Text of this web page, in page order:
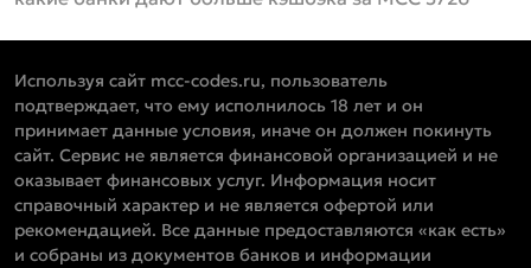
Используя сайт mcc-codes.ru, пользователь
подтверждает, что ему исполнилось 18 лет и он
принимает данные условия, иначе он должен покинуть
сайт. Сервис не является финансовой организацией и не
оказывает финансовых услуг. Информация носит
справочный характер и не является офертой или
рекомендацией. Все данные предоставляются «как есть»
и собраны из документов банков и информации